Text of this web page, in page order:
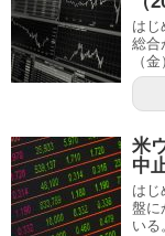
はじ
総合
（
米
中
はじ
盤に
いる